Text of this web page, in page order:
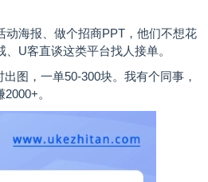
海报、做个招商PPT，他们不想花
U客直谈这类平台找人接单。
图，一单50-300块。我有个同事，
。